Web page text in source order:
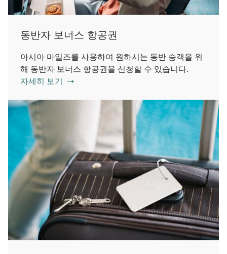
동반자 보너스 항공권
아시아 마일즈를 사용하여 원하시는 동반 승객을 위
해 동반자 보너스 항공권을 신청할 수 있습니다.
자세히 보기